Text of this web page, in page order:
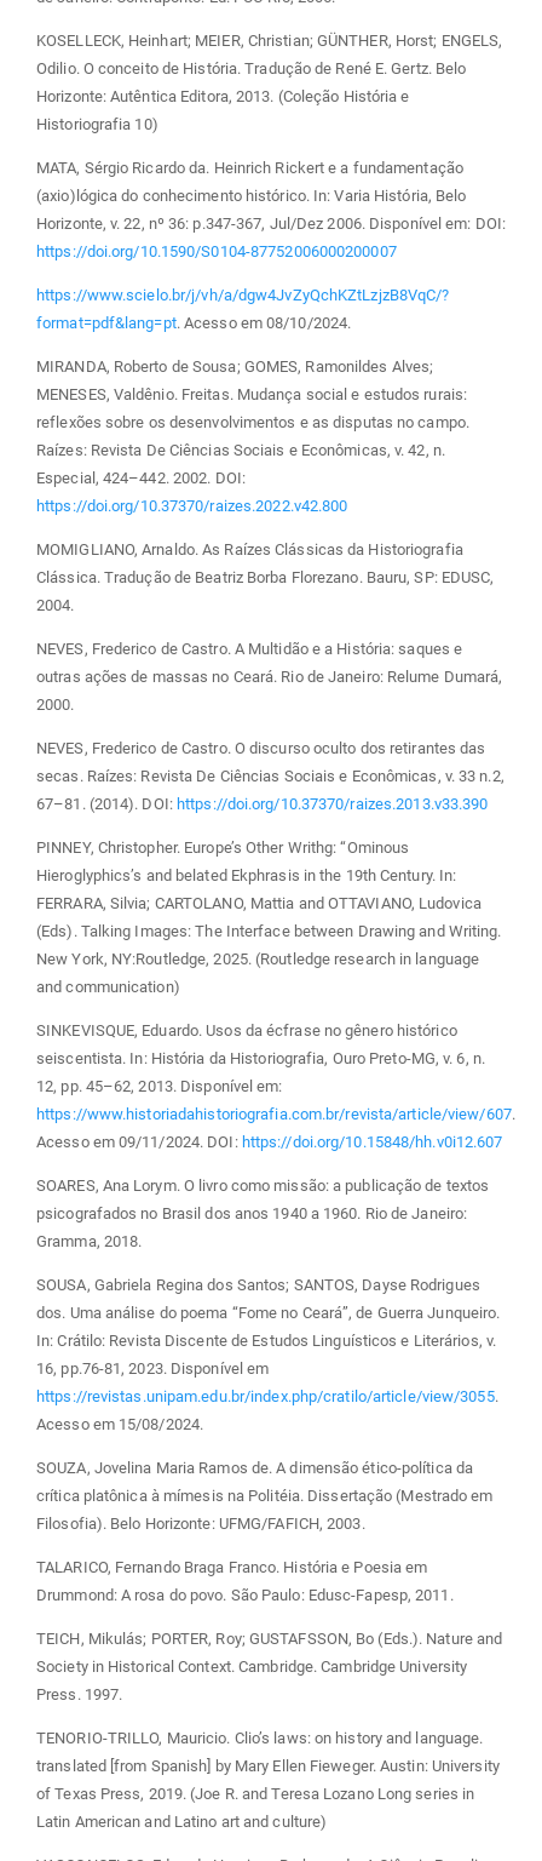
KOSELLECK, Heinhart; MEIER, Christian; GÜNTHER, Horst; ENGELS,
Odilio. O conceito de História. Tradução de René E. Gertz. Belo
Horizonte: Autêntica Editora, 2013. (Coleção História e
Historiografia 10)
MATA, Sérgio Ricardo da. Heinrich Rickert e a fundamentação
(axio)lógica do conhecimento histórico. In: Varia História, Belo
Horizonte, v. 22, nº 36: p.347-367, Jul/Dez 2006. Disponível em: DOI:
https://doi.org/10.1590/S0104-87752006000200007
https://www.scielo.br/j/vh/a/dgw4JvZyQchKZtLzjzB8VqC/?
format=pdf&lang=pt. Acesso em 08/10/2024.
MIRANDA, Roberto de Sousa; GOMES, Ramonildes Alves;
MENESES, Valdênio. Freitas. Mudança social e estudos rurais:
reflexões sobre os desenvolvimentos e as disputas no campo.
Raízes: Revista De Ciências Sociais e Econômicas, v. 42, n.
Especial, 424–442. 2002. DOI:
https://doi.org/10.37370/raizes.2022.v42.800
MOMIGLIANO, Arnaldo. As Raízes Clássicas da Historiografia
Clássica. Tradução de Beatriz Borba Florezano. Bauru, SP: EDUSC,
2004.
NEVES, Frederico de Castro. A Multidão e a História: saques e
outras ações de massas no Ceará. Rio de Janeiro: Relume Dumará,
2000.
NEVES, Frederico de Castro. O discurso oculto dos retirantes das
secas. Raízes: Revista De Ciências Sociais e Econômicas, v. 33 n.2,
67–81. (2014). DOI: https://doi.org/10.37370/raizes.2013.v33.390
PINNEY, Christopher. Europe’s Other Writhg: “Ominous
Hieroglyphics’s and belated Ekphrasis in the 19th Century. In:
FERRARA, Silvia; CARTOLANO, Mattia and OTTAVIANO, Ludovica
(Eds). Talking Images: The Interface between Drawing and Writing.
New York, NY:Routledge, 2025. (Routledge research in language
and communication)
SINKEVISQUE, Eduardo. Usos da écfrase no gênero histórico
seiscentista. In: História da Historiografia, Ouro Preto-MG, v. 6, n.
12, pp. 45–62, 2013. Disponível em:
https://www.historiadahistoriografia.com.br/revista/article/view/607.
Acesso em 09/11/2024. DOI: https://doi.org/10.15848/hh.v0i12.607
SOARES, Ana Lorym. O livro como missão: a publicação de textos
psicografados no Brasil dos anos 1940 a 1960. Rio de Janeiro:
Gramma, 2018.
SOUSA, Gabriela Regina dos Santos; SANTOS, Dayse Rodrigues
dos. Uma análise do poema “Fome no Ceará”, de Guerra Junqueiro.
In: Crátilo: Revista Discente de Estudos Linguísticos e Literários, v.
16, pp.76-81, 2023. Disponível em
https://revistas.unipam.edu.br/index.php/cratilo/article/view/3055.
Acesso em 15/08/2024.
SOUZA, Jovelina Maria Ramos de. A dimensão ético-política da
crítica platônica à mímesis na Politéia. Dissertação (Mestrado em
Filosofia). Belo Horizonte: UFMG/FAFICH, 2003.
TALARICO, Fernando Braga Franco. História e Poesia em
Drummond: A rosa do povo. São Paulo: Edusc-Fapesp, 2011.
TEICH, Mikulás; PORTER, Roy; GUSTAFSSON, Bo (Eds.). Nature and
Society in Historical Context. Cambridge. Cambridge University
Press. 1997.
TENORIO-TRILLO, Mauricio. Clio’s laws: on history and language.
translated [from Spanish] by Mary Ellen Fieweger. Austin: University
of Texas Press, 2019. (Joe R. and Teresa Lozano Long series in
Latin American and Latino art and culture)